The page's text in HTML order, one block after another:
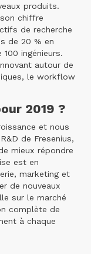
produits.
chiffre
de recherche
de 20 % en
100 ingénieurs.
autour de
le workflow
2019 ?
et nous
de Fresenius,
mieux répondre
est en
marketing et
de nouveaux
sur le marché
complète de
à chaque